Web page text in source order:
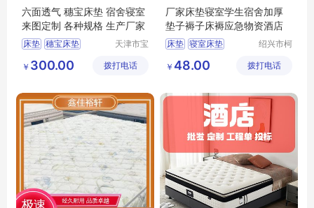
六面透气 穗宝床垫 宿舍寝室
来图定制 各种规格 生产厂家
床垫 穗宝床垫
席梦思弹簧垫
天津市宝
裕轩床垫
￥ 300.00 拨打电话
厂家床垫寝室学生宿舍加厚
垫子褥子床褥应急物资酒店
床垫 寝室床垫
绍兴市柯
轻纺城黄
￥ 48.00 拨打电话